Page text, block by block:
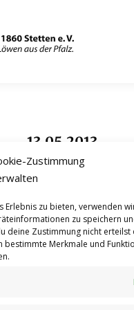
Zustimmung
Erlebnis zu bieten, verwenden
zu speichern
deine Zustimmung nicht
bestimmte Merkmale und
13.05.2013
Sie befinden
plus
Aktive, Spielberichte
Hengstenberg
So oder so ähnlich